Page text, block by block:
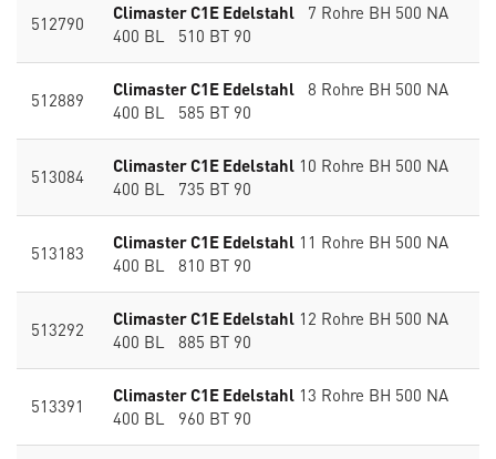
512790 Climaster C1E Edelstahl 7 Rohre BH 500 NA
400 BL 510 BT 90
512889 Climaster C1E Edelstahl 8 Rohre BH 500 NA
400 BL 585 BT 90
513084 Climaster C1E Edelstahl 10 Rohre BH 500 NA
400 BL 735 BT 90
513183 Climaster C1E Edelstahl 11 Rohre BH 500 NA
400 BL 810 BT 90
513292 Climaster C1E Edelstahl 12 Rohre BH 500 NA
400 BL 885 BT 90
513391 Climaster C1E Edelstahl 13 Rohre BH 500 NA
400 BL 960 BT 90